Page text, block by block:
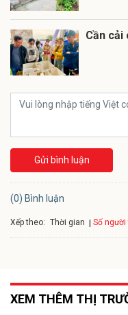
Cần cải
Gửi bình luận
(0) Bình luận
Xếp theo: Thời gian Số
XEM THÊM THỊ